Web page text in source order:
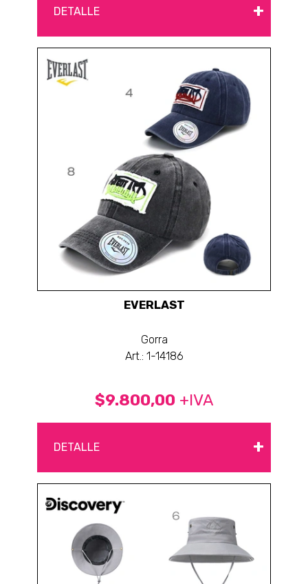
DETALLE +
EVERLAST
Gorra
Art.: 1-14186
$9.800,00 +IVA
DETALLE +